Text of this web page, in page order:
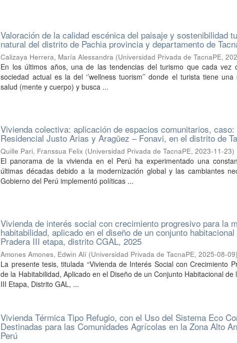
Valoración de la calidad escénica del paisaje y sostenibilidad
natural del distrito de Pachia provincia y departamento de
Calizaya Herrera, María Alessandra (Universidad Privada de TacnaPE,
En los últimos años, una de las tendencias del turismo que cada vez
sociedad actual es la del ‘’wellness tuorism’’ donde el turista tiene
salud (mente y cuerpo) y busca ...
Vivienda colectiva: aplicación de espacios comunitarios, caso:
Residencial Justo Arias y Aragüez – Fonavi, en el distrito de
Quille Pari, Franssua Felix (Universidad Privada de TacnaPE,2023-11-23)
El panorama de la vivienda en el Perú ha experimentado una
últimas décadas debido a la modernización global y las cambiantes
Gobierno del Perú implementó políticas ...
Vivienda de interés social con crecimiento progresivo para la
habitabilidad, aplicado en el diseño de un conjunto
Pradera III etapa, distrito CGAL, 2025
Amones Amones, Edwin Alí (Universidad Privada de TacnaPE,2025-08-09)
La presente tesis, titulada “Vivienda de Interés Social con Crecimiento
de la Habitabilidad, Aplicado en el Diseño de un Conjunto Habitacional
III Etapa, Distrito GAL, ...
Vivienda Térmica Tipo Refugio, con el Uso del Sistema Eco
Destinadas para las Comunidades Agrícolas en la Zona Alto
Perú